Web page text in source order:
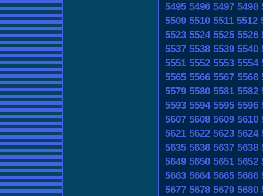
5495 5496 5497 5498
5509 5510 5511 5512
5523 5524 5525 5526
5537 5538 5539 5540
5551 5552 5553 5554
5565 5566 5567 5568
5579 5580 5581 5582
5593 5594 5595 5596
5607 5608 5609 5610
5621 5622 5623 5624
5635 5636 5637 5638
5649 5650 5651 5652
5663 5664 5665 5666
5677 5678 5679 5680